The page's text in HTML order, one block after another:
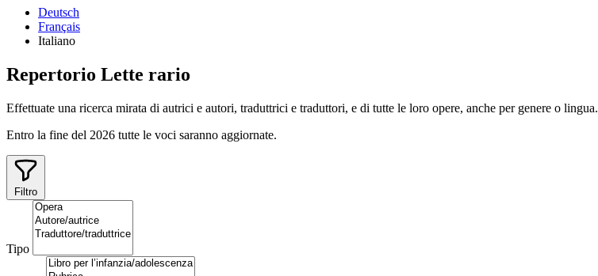
Deutsch
Français
Italiano
Repertorio Lette rario
Effettuate una ricerca mirata di autrici e autori, traduttrici e traduttori, e di tutte le loro opere, anche per genere o lingua.
Entro la fine del 2026 tutte le voci saranno aggiornate.
Filtro
Tipo